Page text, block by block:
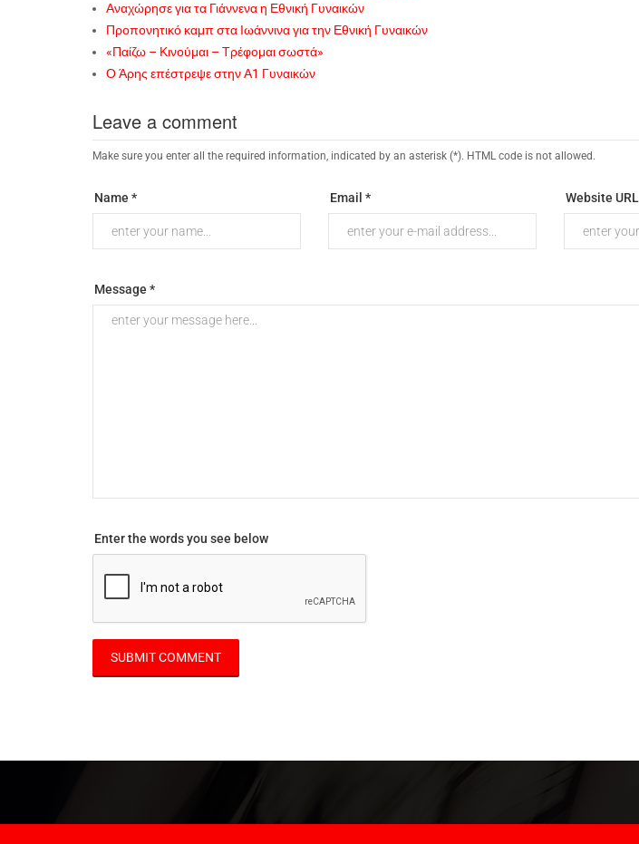
Αναχώρησε για τα Γιάννενα η Εθνική Γυναικών
Προπονητικό καμπ στα Ιωάννινα για την Εθνική Γυναικών
«Παίζω – Κινούμαι – Τρέφομαι σωστά»
Ο Άρης επέστρεψε στην Α1 Γυναικών
Leave a comment
Make sure you enter all the required information, indicated by an asterisk (*). HTML code is not allowed.
Name * Email * Website URL
Message *
Enter the words you see below